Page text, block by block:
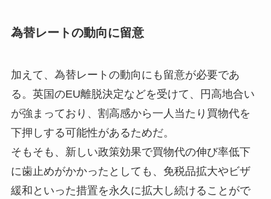
為替レートの動向に留意
加えて、為替レートの動向にも留意が必要であ
る。英国のEU離脱決定などを受けて、円高地合い
が強まっており、割高感から一人当たり買物代を
下押しする可能性があるためだ。
そもそも、新しい政策効果で買物代の伸び率低下
に歯止めがかかったとしても、免税品拡大やビザ
緩和といった措置を永久に拡大し続けることがで